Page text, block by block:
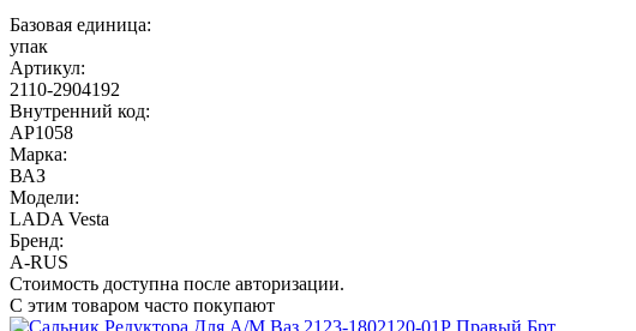
Базовая единица:
упак
Артикул:
2110-2904192
Внутренний код:
АР1058
Марка:
ВАЗ
Модели:
LADA Vesta
Бренд:
A-RUS
Стоимость доступна после авторизации.
С этим товаром часто покупают